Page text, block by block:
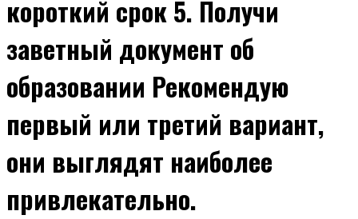
короткий срок 5. Получи
заветный документ об
образовании Рекомендую
первый или третий вариант,
они выглядят наиболее
привлекательно.